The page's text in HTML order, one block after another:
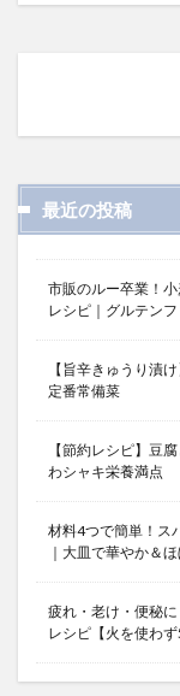
最近の投稿
市販のルー卒業！
レシピ｜グルテン
【旨辛きゅうり漬
定番常備菜
【節約レシピ】豆
わシャキ栄養満点
材料4つで簡単！ス
｜大皿で華やか＆
疲れ・老け・便秘
レシピ【火を使わず